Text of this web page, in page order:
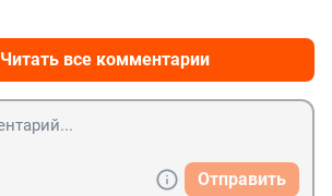
Читать все комментарии
Отправить